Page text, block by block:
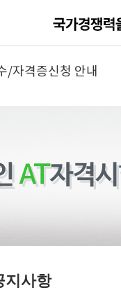
/자격증신청 안내
지사항